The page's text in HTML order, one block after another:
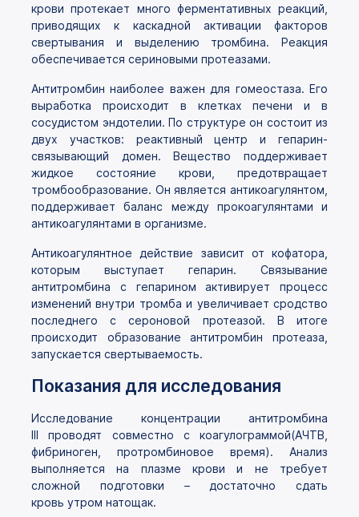
крови протекает много ферментативных реакций,
приводящих к каскадной активации факторов
свертывания и выделению тромбина. Реакция
обеспечивается сериновыми протеазами.
Антитромбин наиболее важен для гомеостаза. Его
выработка происходит в клетках печени и в
сосудистом эндотелии. По структуре он состоит из
двух участков: реактивный центр и гепарин-
связывающий домен. Вещество поддерживает
жидкое состояние крови, предотвращает
тромбообразование. Он является антикоагулянтом,
поддерживает баланс между прокоагулянтами и
антикоагулянтами в организме.
Антикоагулянтное действие зависит от кофатора,
которым выступает гепарин. Связывание
антитромбина с гепарином активирует процесс
изменений внутри тромба и увеличивает сродство
последнего с сероновой протеазой. В итоге
происходит образование антитромбин протеаза,
запускается свертываемость.
Показания для исследования
Исследование концентрации антитромбина
III проводят совместно с коагулограммой(АЧТВ,
фибриноген, протромбиновое время). Анализ
выполняется на плазме крови и не требует
сложной подготовки – достаточно сдать
кровь утром натощак.